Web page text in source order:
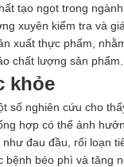
tạo ngọt trong
xuyên kiểm tra và
xuất thực phẩm,
chất lượng sản phẩm.
khỏe
số nghiên cứu cho
hợp có thể ảnh
đau đầu, rối loạn
bệnh béo phì và tăng